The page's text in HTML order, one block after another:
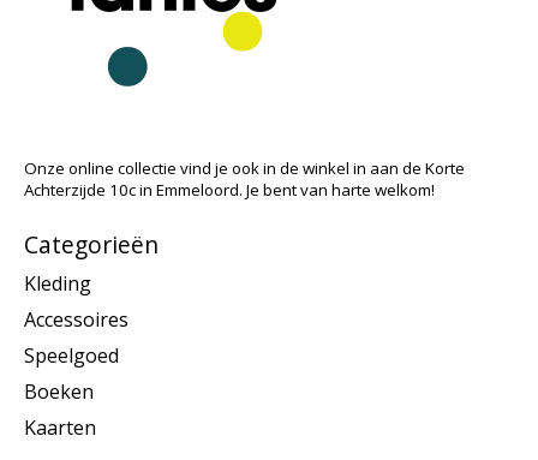
Onze online collectie vind je ook in de winkel in aan de Korte
Achterzijde 10c in Emmeloord. Je bent van harte welkom!
Categorieën
Kleding
Accessoires
Speelgoed
Boeken
Kaarten